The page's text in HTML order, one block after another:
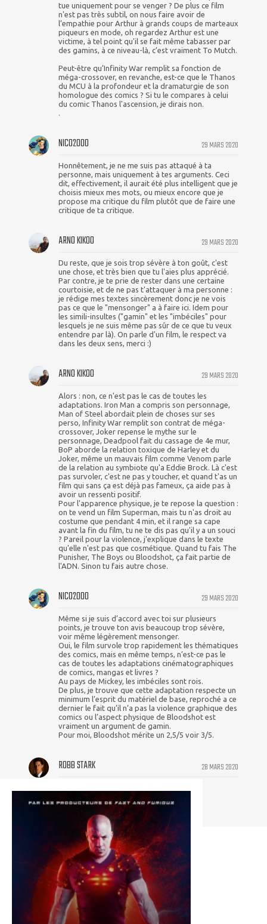
tue uniquement pour se venger ? De plus ce film
n'est pas très subtil, on nous faire avoir de
l’empathie pour Arthur à grands coups de marteaux
piqueurs en mode, oh regardez Arthur est une
victime, à tel point qu'il se fait même tabasser par
des gamins, à ce niveau-là, c’est vraiment To Mutch.
Peut-être qu’Infinity War remplit sa fonction de
méga-crossover, en revanche, est-ce que le Thanos
du MCU à la profondeur et la dramaturgie de son
homologue des comics ? Si tu le compares à celui
du comic Thanos l'ascension, je dirais non.
.
29 MARS 2020
NICO2000
Honnêtement, je ne me suis pas attaqué à ta
personne, mais uniquement à tes arguments. Ceci
dit, effectivement, il aurait été plus intelligent que je
choisis mieux mes mots, ou mieux encore que je
propose ma critique du film plutôt que de faire une
critique de ta critique.
29 MARS 2020
ARNO KIKOO
Du reste, que je sois trop sévère à ton goût, c'est
une chose, et très bien que tu l'aies plus apprécié.
Par contre, je te prie de rester dans une certaine
courtoisie, et de ne pas t'attaquer à ma personne :
je rédige mes textes sincèrement donc je ne vois
pas ce que le "mensonger" a à faire ici. Idem pour
les simili-insultes ("gamin" et les "imbéciles" pour
lesquels je ne suis même pas sûr de ce que tu veux
entendre par là). On parle d'un film, le respect va
dans les deux sens, merci :)
29 MARS 2020
ARNO KIKOO
Alors : non, ce n'est pas le cas de toutes les
adaptations. Iron Man a compris son personnage,
Man of Steel abordait plein de choses sur ses
perso, Infinity War remplit son contrat de méga-
crossover, Joker repense le mythe sur le
personnage, Deadpool fait du cassage de 4e mur,
BoP aborde la relation toxique de Harley et du
Joker, même un mauvais film comme Venom parle
de la relation au symbiote qu'a Eddie Brock. Là c'est
pas survoler, c'est ne pas y toucher, et quand t'as un
film qui sans ça est déjà pas fameux, ça aide pas à
avoir un ressenti positif.
Pour l'apparence physique, je te repose la question :
on te vend un film Superman, mais tu n'as droit au
costume que pendant 4 min, et il range sa cape
avant la fin du film, tu ne te dis pas qu'il y a un souci
? Pareil pour la violence, j'explique dans le texte
qu'elle n'est pas que cosmétique. Quand tu fais The
Punisher, The Boys ou Bloodshot, ça fait partie de
l'ADN. Sinon tu fais autre chose.
29 MARS 2020
NICO2000
Même si je suis d’accord avec toi sur plusieurs
points, je trouve ton avis beaucoup trop sévère,
voir même légèrement mensonger.
Oui, le film survole trop rapidement les thématiques
des comics, mais en même temps, n’est-ce pas le
cas de toutes les adaptations cinématographiques
de comics, mangas et livres ?
Au pays de Mickey, les imbéciles sont rois.
De plus, je trouve que cette adaptation respecte un
minimum l’esprit du matériel de base, reproché a ce
dernier le fait qu’il n’a pas la violence graphique des
comics ou l’aspect physique de Bloodshot est
vraiment un argument de gamin.
Pour moi, Bloodshot mérite un 2,5/5 voir 3/5.
28 MARS 2020
ROBB STARK